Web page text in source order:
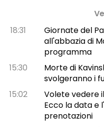
18:31
Giornate del
all'abbazia di
programma
15:30
Morte di
svolgeranno i
15:02
Volete vedere
Ecco la data e
prenotazioni